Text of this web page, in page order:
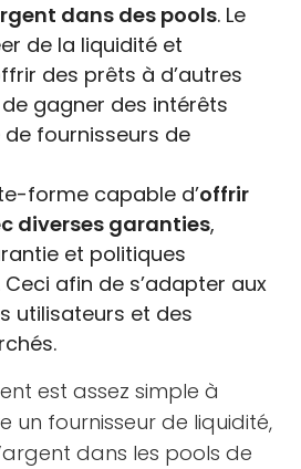
dans des pools. Le
de la liquidité et
des prêts à d’autres
gagner des intérêts
fournisseurs de
forme capable d’offrir
diverses garanties,
et politiques
Ceci afin de s’adapter aux
utilisateurs et des
est assez simple à
un fournisseur de liquidité,
dans les pools de